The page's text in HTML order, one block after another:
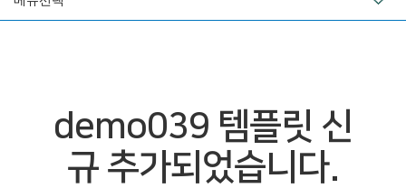
demo039 템플릿 신
규 추가되었습니다.